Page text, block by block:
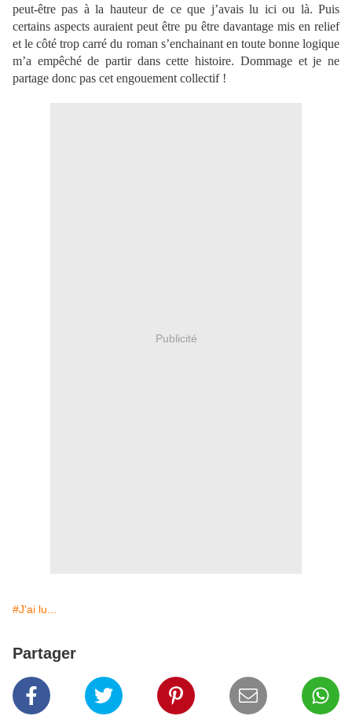
peut-être pas à la hauteur de ce que j’avais lu ici ou là. Puis
certains aspects auraient peut être pu être davantage mis en relief
et le côté trop carré du roman s’enchainant en toute bonne logique
m’a empêché de partir dans cette histoire. Dommage et je ne
partage donc pas cet engouement collectif !
Publicité
#J'ai lu...
Partager